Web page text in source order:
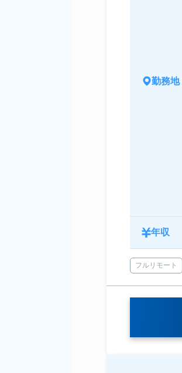
勤務地
年収
フルリモート